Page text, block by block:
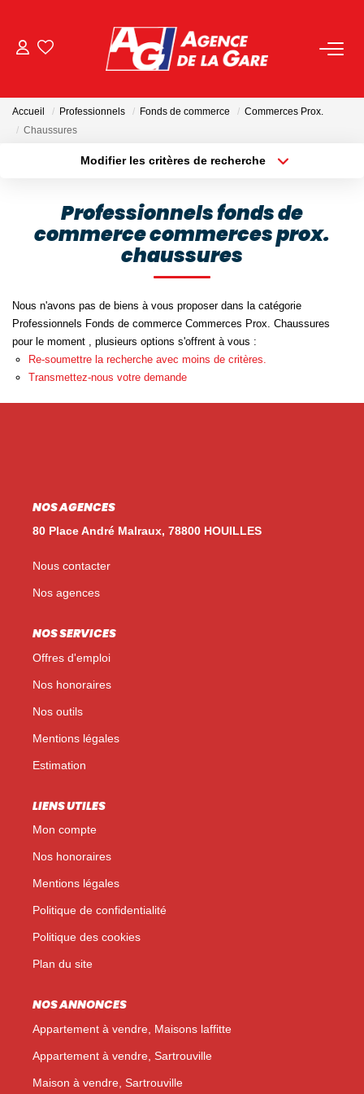
BIENS VENDUS
NOS AGENCES
Toutes Les Agences
Nous Rejoindre
Nos Témoignages
Accueil Professionnels Fonds de commerce
Commerces Prox.
Chaussures
Modifier les critères de recherche
Surface min Budget max
Plus de critères Créer une alerte
Professionnels fonds de
commerce commerces prox.
chaussures
Nous n'avons pas de biens à vous proposer dans la catégorie
Professionnels Fonds de commerce Commerces Prox. Chaussures
pour le moment , plusieurs options s'offrent à vous :
Re-soumettre la recherche avec moins de critères.
Transmettez-nous votre demande
NOS AGENCES
80 Place André Malraux, 78800 HOUILLES
Nous contacter
Nos agences
NOS SERVICES
Offres d'emploi
Nos honoraires
Nos outils
Mentions légales
Estimation
LIENS UTILES
Mon compte
Nos honoraires
Mentions légales
Politique de confidentialité
Politique des cookies
Plan du site
NOS ANNONCES
Appartement à vendre, Maisons laffitte
Appartement à vendre, Sartrouville
Maison à vendre, Sartrouville